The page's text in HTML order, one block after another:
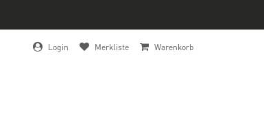
Login Merkliste Warenkorb